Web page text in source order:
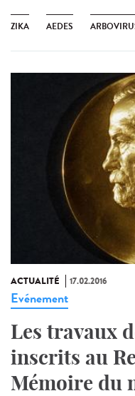
ZIKA AEDES
ACTUALITÉ 17.02.2016
Evénement
Les travaux
inscrits au
Mémoire du